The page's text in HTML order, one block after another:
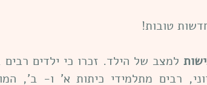
טובות!
למצב של הילד. זכרו כי ילדים רבים
רבים מתלמידי כיתות א' ו- ב',